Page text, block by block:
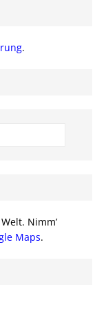
.
Nimm’
Maps.